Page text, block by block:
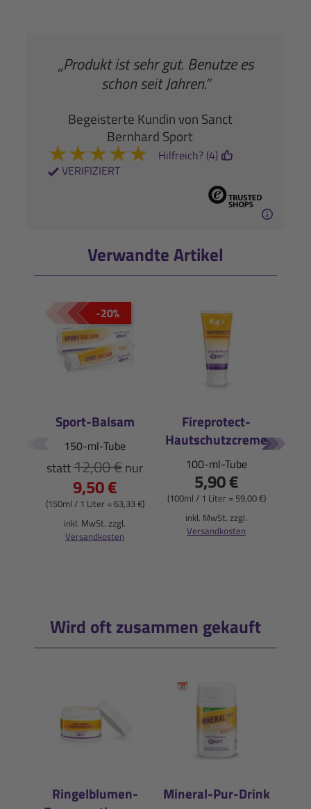
„Produkt ist sehr gut. Benutze es
schon seit Jahren.”
Begeisterte Kundin von Sanct
Bernhard Sport
★★★★★
VERIFIZIERT
Hilfreich? (4)
Verwandte Artikel
-20%
Sport-Balsam
150-ml-Tube
statt12,00 €nur
9,50 €
(150ml / 1 Liter = 63,33 €)
inkl. MwSt. zzgl.
Versandkosten
Fireprotect-
Hautschutzcreme
100-ml-Tube
5,90 €
(100ml / 1 Liter = 59,00 €)
inkl. MwSt. zzgl.
Versandkosten
Wird oft zusammen gekauft
Ringelblumen-
Mineral-Pur-Drink